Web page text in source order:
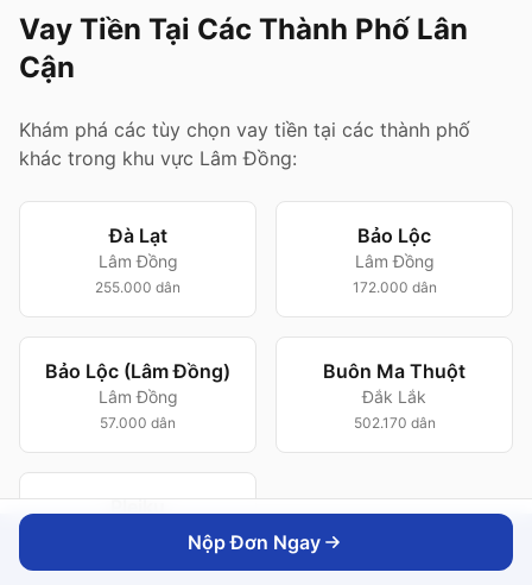
Nộp Đơn Ngay
Vay Tiền Tại Các Thành Phố Lân
Cận
Khám phá các tùy chọn vay tiền tại các thành phố
khác trong khu vực Lâm Đồng:
Đà Lạt
Lâm Đồng
255.000 dân
Bảo Lộc
Lâm Đồng
172.000 dân
Bảo Lộc (Lâm Đồng)
Lâm Đồng
57.000 dân
Buôn Ma Thuột
Đắk Lắk
502.170 dân
Pleiku
Nộp Đơn Ngay